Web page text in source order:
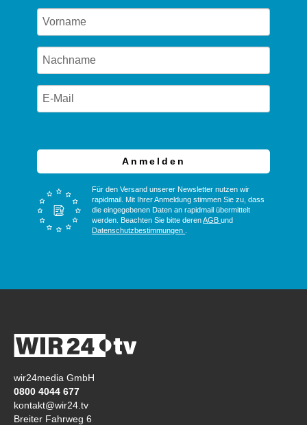
Anmelden
Für den Versand unserer Newsletter nutzen wir
rapidmail. Mit Ihrer Anmeldung stimmen Sie zu, dass
die eingegebenen Daten an rapidmail übermittelt
werden. Beachten Sie bitte derenAGBund
Datenschutzbestimmungen
wir24media GmbH
0800 4044 677
kontakt@wir24.tv
Breiter Fahrweg 6